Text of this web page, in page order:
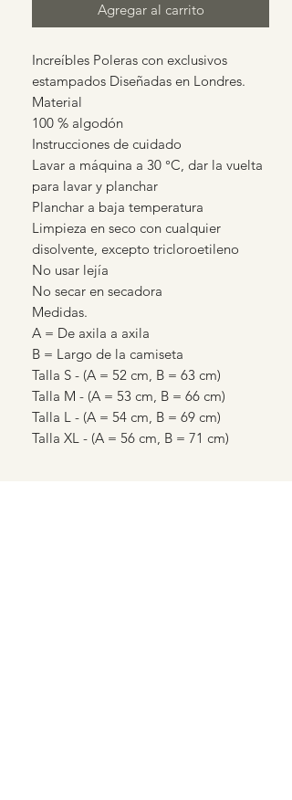
Agregar al carrito
Increíbles Poleras con exclusivos
estampados Diseñadas en Londres.
Material
100 % algodón
Instrucciones de cuidado
Lavar a máquina a 30 °C, dar la vuelta
para lavar y planchar
Planchar a baja temperatura
Limpieza en seco con cualquier
disolvente, excepto tricloroetileno
No usar lejía
No secar en secadora
Medidas.
A = De axila a axila
B = Largo de la camiseta
Talla S - (A = 52 cm, B = 63 cm)
Talla M - (A = 53 cm, B = 66 cm)
Talla L - (A = 54 cm, B = 69 cm)
Talla XL - (A = 56 cm, B = 71 cm)